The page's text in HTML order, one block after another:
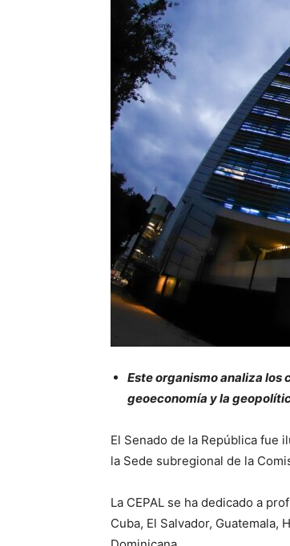
Este organismo analiza los
geoeconomía y la
El Senado de la República fue
la Sede subregional de la
La CEPAL se ha dedicado a
Cuba, El Salvador, Guatemala,